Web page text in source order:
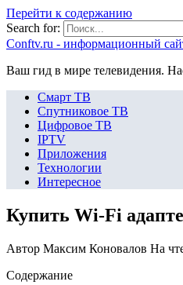
Перейти к содержанию
Search for:
Сonftv.ru - информационный
Ваш гид в мире телевидения.
Смарт ТВ
Спутниковое ТВ
Цифровое ТВ
IPTV
Приложения
Технологии
Интересное
Купить Wi-Fi
Автор Максим Коновалов На
Содержание